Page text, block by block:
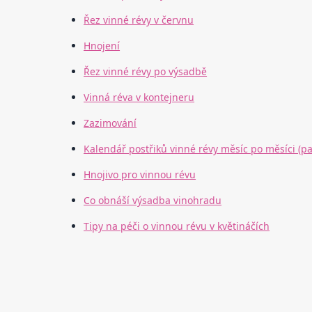
Řez vinné révy v červnu
Hnojení
Řez vinné révy po výsadbě
Vinná réva v kontejneru
Zazimování
Kalendář postřiků vinné révy měsíc po měsíci
Hnojivo pro vinnou révu
Co obnáší výsadba vinohradu
Tipy na péči o vinnou révu v květináčích